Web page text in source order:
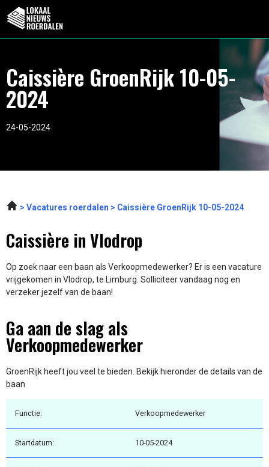
Caissière GroenRijk 10-05-
2024
24-05-2024
Vacatures roerdalen Caissière GroenRijk 10-05-2024
Caissière in Vlodrop
Op zoek naar een baan als Verkoopmedewerker? Er is een vacature
vrijgekomen in Vlodrop, te Limburg. Solliciteer vandaag nog en
verzeker jezelf van de baan!
Ga aan de slag als
Verkoopmedewerker
GroenRijk heeft jou veel te bieden. Bekijk hieronder de details van de
baan
Functie: Verkoopmedewerker
Startdatum: 10-05-2024